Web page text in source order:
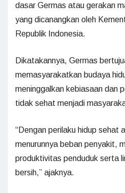
dasar Germas atau gerakan
yang dicanangkan oleh
Republik Indonesia.
Dikatakannya, Germas
memasyarakatkan budaya
meninggalkan kebiasaan dan
tidak sehat menjadi
“Dengan perilaku hidup sehat
menurunnya beban penyakit,
produktivitas penduduk serta
bersih,” ajaknya.